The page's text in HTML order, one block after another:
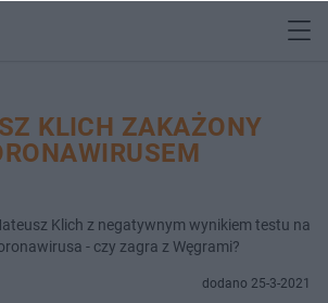
KLICH ZAKAŻONY
Klich z negatywnym wynikiem testu na
- czy zagra z Węgrami?
dodano 25-3-2021